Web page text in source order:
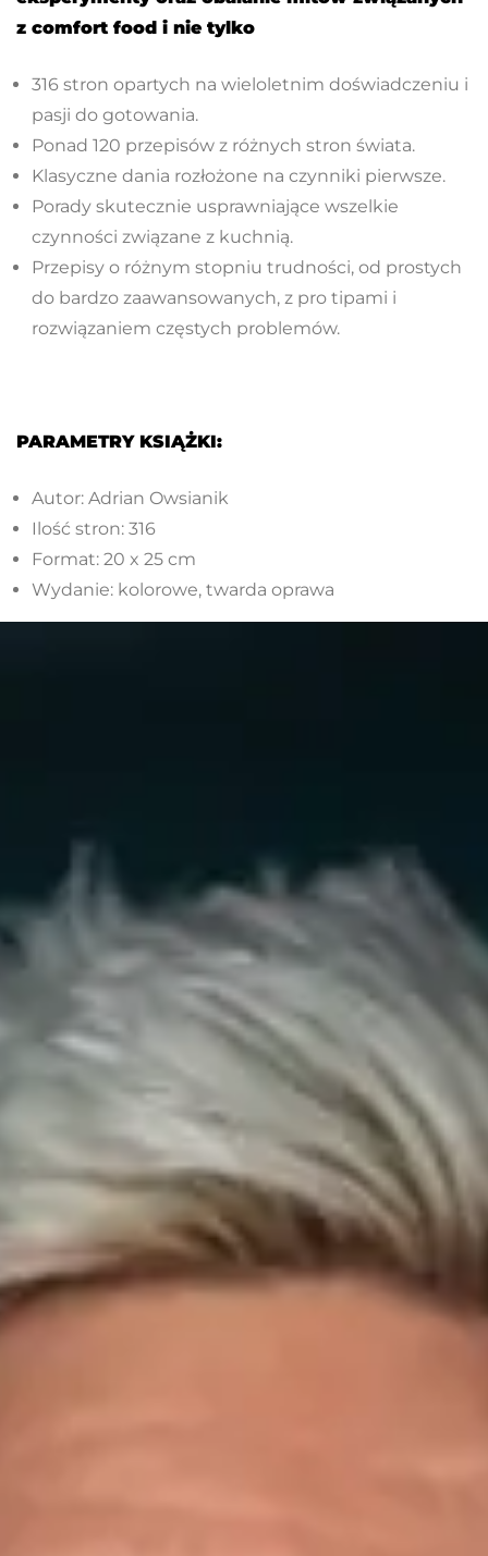
z comfort food i nie tylko
316 stron opartych na wieloletnim doświadczeniu i
pasji do gotowania.
Ponad 120 przepisów z różnych stron świata.
Klasyczne dania rozłożone na czynniki pierwsze.
Porady skutecznie usprawniające wszelkie
czynności związane z kuchnią.
Przepisy o różnym stopniu trudności, od prostych
do bardzo zaawansowanych, z pro tipami i
rozwiązaniem częstych problemów.
PARAMETRY KSIĄŻKI:
Autor: Adrian Owsianik
Ilość stron: 316
Format: 20 x 25 cm
Wydanie: kolorowe, twarda oprawa